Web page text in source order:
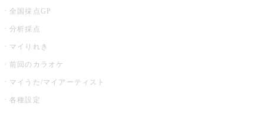
全国採点GP
分析採点
マイりれき
前回のカラオケ
マイうた/マイアーティスト
各種設定